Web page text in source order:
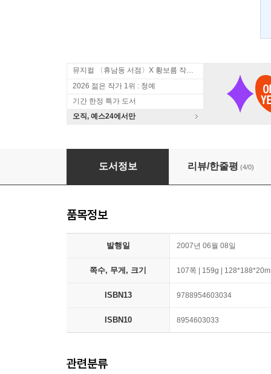
뮤지컬 〈휴남동 서점〉X 황보름 작가 북토크
2026 젊은 작가 1위 : 청예
기간 한정 특가 도서
오직, 예스24에서만
소를 웃긴 꽃
도서정보 리뷰/한줄평 (4/0)
품목정보
발행일 2007년 06월 08일
쪽수, 무게, 크기 107쪽 | 159g |
ISBN13 9788954603034
ISBN10 8954603033
관련분류